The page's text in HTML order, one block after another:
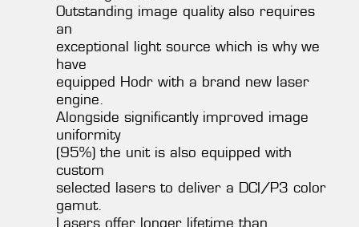
Outstanding image quality also requires
an
exceptional light source which is why we
have
equipped Hodr with a brand new laser
engine.
Alongside significantly improved image
uniformity
(95%) the unit is also equipped with
custom
selected lasers to deliver a DCI/P3 color
gamut.
Lasers offer longer lifetime than